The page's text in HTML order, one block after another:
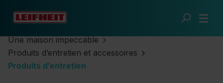
Passer au contenu principal
Une maison impeccable
Produits d’entretien et accessoires
Produits d’entretien